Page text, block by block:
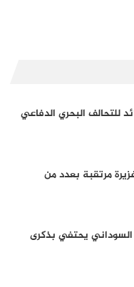
للتحالف البحري الدفاعي
مرتقبة بعدد من
يحتفي بذكرى